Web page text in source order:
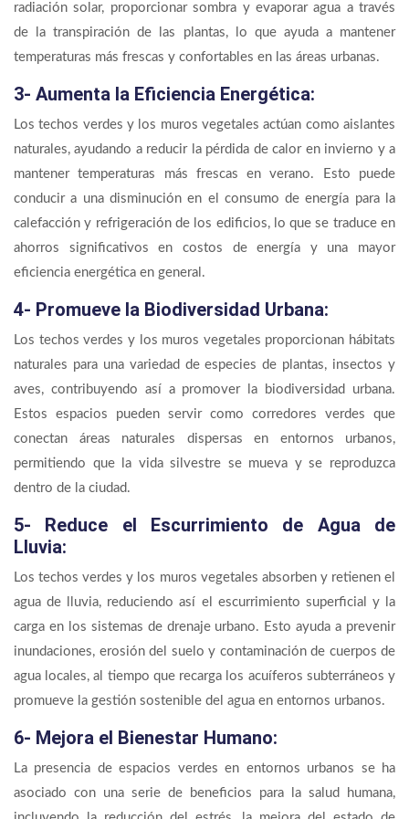
radiación solar, proporcionar sombra y evaporar agua a través
de la transpiración de las plantas, lo que ayuda a mantener
temperaturas más frescas y confortables en las áreas urbanas.
3- Aumenta la Eficiencia Energética:
Los techos verdes y los muros vegetales actúan como aislantes
naturales, ayudando a reducir la pérdida de calor en invierno y a
mantener temperaturas más frescas en verano. Esto puede
conducir a una disminución en el consumo de energía para la
calefacción y refrigeración de los edificios, lo que se traduce en
ahorros significativos en costos de energía y una mayor
eficiencia energética en general.
4- Promueve la Biodiversidad Urbana:
Los techos verdes y los muros vegetales proporcionan hábitats
naturales para una variedad de especies de plantas, insectos y
aves, contribuyendo así a promover la biodiversidad urbana.
Estos espacios pueden servir como corredores verdes que
conectan áreas naturales dispersas en entornos urbanos,
permitiendo que la vida silvestre se mueva y se reproduzca
dentro de la ciudad.
5- Reduce el Escurrimiento de Agua de
Lluvia:
Los techos verdes y los muros vegetales absorben y retienen el
agua de lluvia, reduciendo así el escurrimiento superficial y la
carga en los sistemas de drenaje urbano. Esto ayuda a prevenir
inundaciones, erosión del suelo y contaminación de cuerpos de
agua locales, al tiempo que recarga los acuíferos subterráneos y
promueve la gestión sostenible del agua en entornos urbanos.
6- Mejora el Bienestar Humano:
La presencia de espacios verdes en entornos urbanos se ha
asociado con una serie de beneficios para la salud humana,